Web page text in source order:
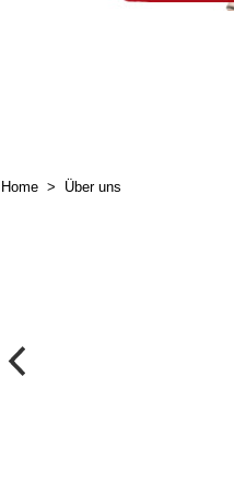
Home > Über uns